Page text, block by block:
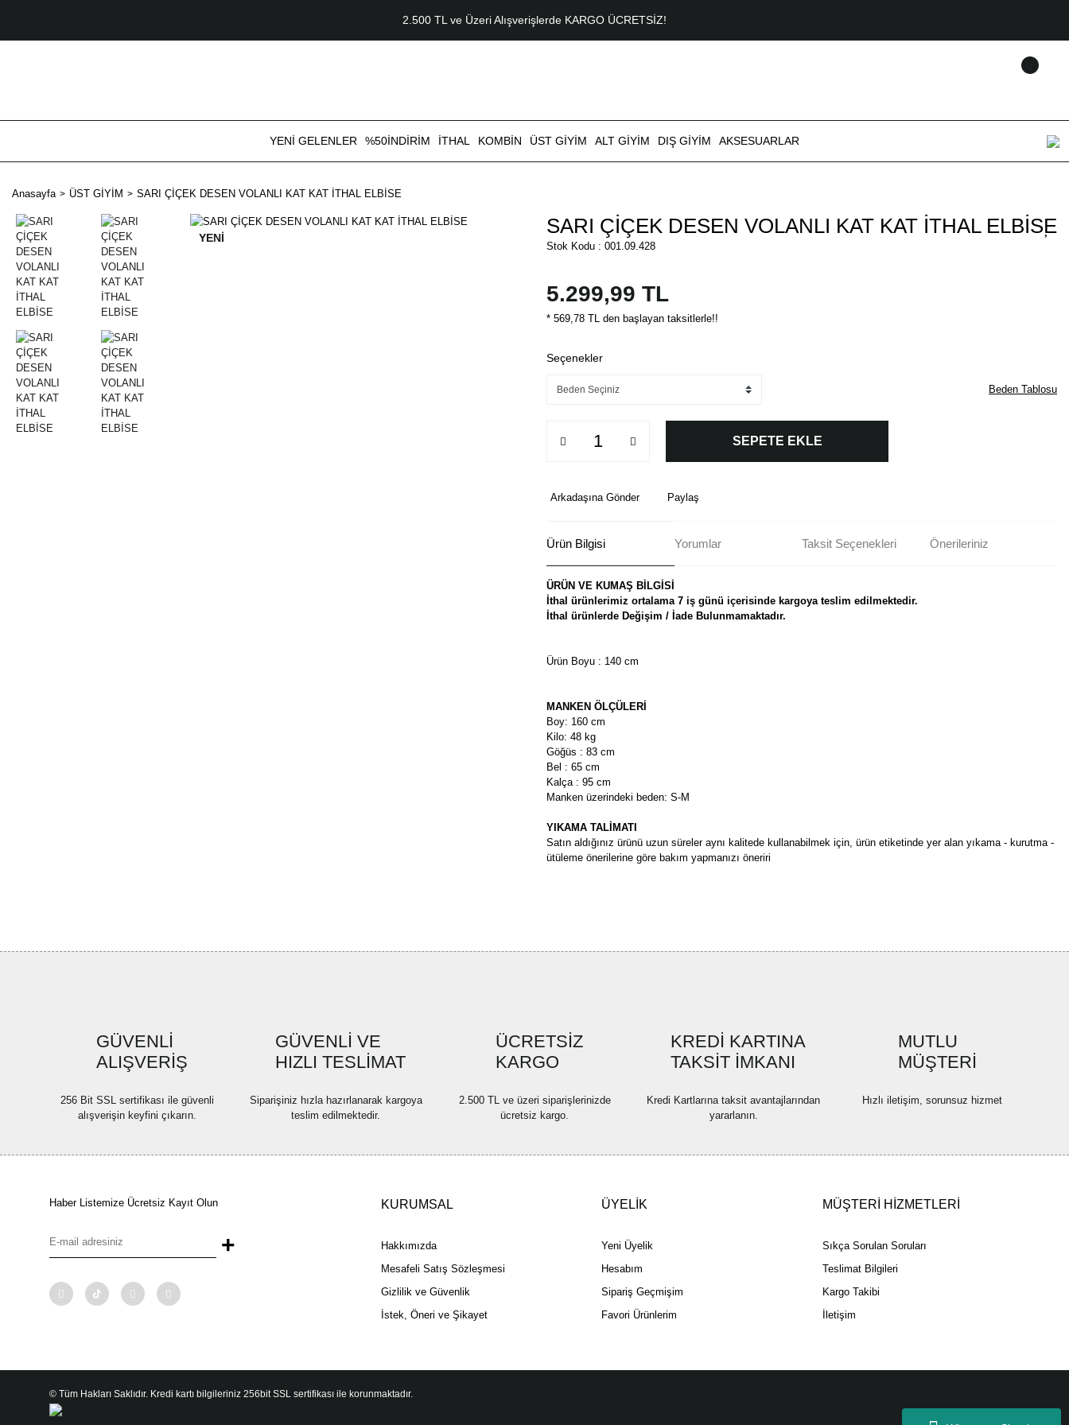
2.500 TL ve Üzeri Alışverişlerde KARGO ÜCRETSİZ!
YENİ GELENLER %50İNDİRİM İTHAL KOMBİN ÜST GİYİM ALT GİYİM DIŞ GİYİM AKSESUARLAR
Anasayfa ÜST GİYİM SARI ÇİÇEK DESEN VOLANLI KAT KAT İTHAL ELBİSE
YENİ SARI ÇİÇEK DESEN VOLANLI KAT KAT İTHAL ELBİSE
Stok Kodu : 001.09.428
5.299,99 TL
* 569,78 TL den başlayan taksitlerle!!
Seçenekler
Beden Tablosu
SEPETE EKLE
Arkadaşına Gönder Paylaş
Ürün Bilgisi Yorumlar Taksit Seçenekleri Önerileriniz
ÜRÜN VE KUMAŞ BİLGİSİ
İthal ürünlerimiz ortalama 7 iş günü içerisinde kargoya teslim edilmektedir.
İthal ürünlerde Değişim / İade Bulunmamaktadır.
Ürün Boyu : 140 cm
MANKEN ÖLÇÜLERİ
Boy: 160 cm
Kilo: 48 kg
Göğüs : 83 cm
Bel : 65 cm
Kalça : 95 cm
Manken üzerindeki beden: S-M
YIKAMA TALİMATI
Satın aldığınız ürünü uzun süreler aynı kalitede kullanabilmek için, ürün etiketinde yer alan yıkama - kurutma -
ütüleme önerilerine göre bakım yapmanızı öneriri
Ürün fiyatı diğer sitelerden daha pahalı.
Bu ürüne benzer farklı alternatifler olmalı.
GÜVENLİ
ALIŞVERİŞ
256 Bit SSL sertifikası ile güvenli
alışverişin keyfini çıkarın.
GÜVENLİ VE
HIZLI TESLİMAT
Siparişiniz hızla hazırlanarak kargoya
teslim edilmektedir.
ÜCRETSİZ
KARGO
2.500 TL ve üzeri siparişlerinizde
ücretsiz kargo.
KREDİ KARTINA
TAKSİT İMKANI
Kredi Kartlarına taksit avantajlarından
yararlanın.
MUTLU
MÜŞTERİ
Hızlı iletişim, sorunsuz hizmet
Haber Listemize Ücretsiz Kayıt Olun
+
KURUMSAL
Hakkımızda
Mesafeli Satış Sözleşmesi
Gizlilik ve Güvenlik
İstek, Öneri ve Şikayet
ÜYELİK
Yeni Üyelik
Hesabım
Sipariş Geçmişim
Favori Ürünlerim
MÜŞTERİ HİZMETLERİ
Sıkça Sorulan Soruları
Teslimat Bilgileri
Kargo Takibi
İletişim
© Tüm Hakları Saklıdır. Kredi kartı bilgileriniz 256bit SSL sertifikası ile korunmaktadır.